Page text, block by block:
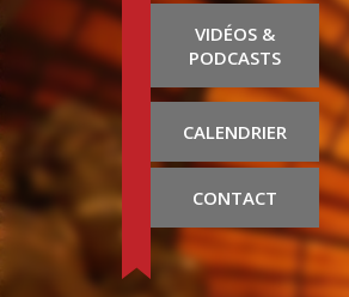
VIDÉOS &
PODCASTS
CALENDRIER
CONTACT